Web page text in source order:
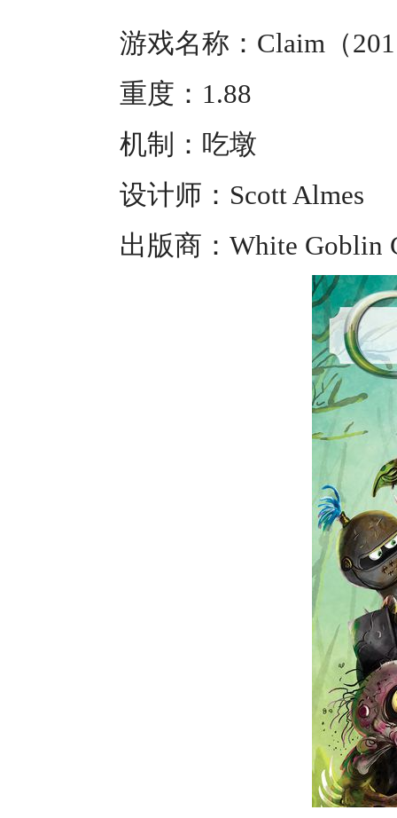
游戏名称：Claim（
重度：1.88
机制：吃墩
设计师：Scott Almes
出版商：White Goblin